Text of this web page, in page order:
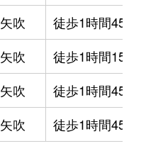
矢吹
徒歩1時間45分
矢吹
徒歩1時間15分
矢吹
徒歩1時間45分
矢吹 徒歩1時間45分